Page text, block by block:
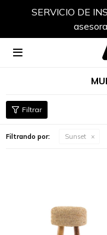
SERVICIO DE

Filtrando por: Sunset